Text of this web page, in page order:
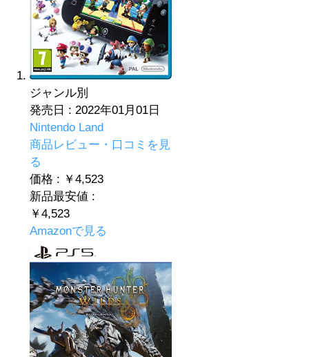
ジャンル別
発売日 : 2022年01月01日
Nintendo Land
商品レビュー・口コミを見
る
価格 : ￥4,523
新品最安値 :
￥4,523
Amazonで見る